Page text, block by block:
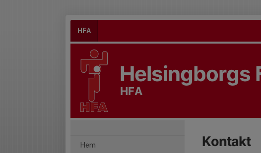
HFA
Helsingborgs
HFA
Hem Kontakt